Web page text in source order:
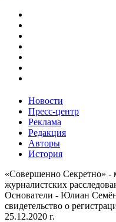
Новости
Пресс-центр
Реклама
Редакция
Авторы
История
«Совершенно Секретно» -
журналистских
Основатели - Юлиан
свидетельство о
25.12.2020 г.